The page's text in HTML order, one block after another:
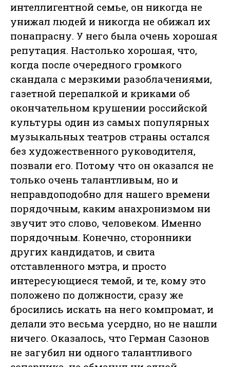
интеллигентной семье, он никогда не
унижал людей и никогда не обижал их
понапрасну. У него была очень хорошая
репутация. Настолько хорошая, что,
когда после очередного громкого
скандала с мерзкими разоблачениями,
газетной перепалкой и криками об
окончательном крушении российской
культуры один из самых популярных
музыкальных театров страны остался
без художественного руководителя,
позвали его. Потому что он оказался не
только очень талантливым, но и
неправдоподобно для нашего времени
порядочным, каким анахронизмом ни
звучит это слово, человеком. Именно
порядочным. Конечно, сторонники
других кандидатов, и свита
отставленного мэтра, и просто
интересующиеся темой, и те, кому это
положено по должности, сразу же
бросились искать на него компромат, и
делали это весьма усердно, но не нашли
ничего. Оказалось, что Герман Сазонов
не загубил ни одного талантливого